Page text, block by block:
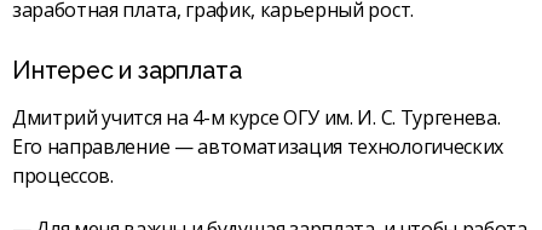
заработная плата, график, карьерный рост.
Интерес и зарплата
Дмитрий учится на 4-м курсе ОГУ им. И. С. Тургенева.
Его направление — автоматизация технологических
процессов.